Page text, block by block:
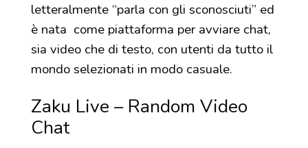
letteralmente “parla con gli sconosciuti” ed
è nata come piattaforma per avviare chat,
sia video che di testo, con utenti da tutto il
mondo selezionati in modo casuale.
Zaku Live – Random Video
Chat